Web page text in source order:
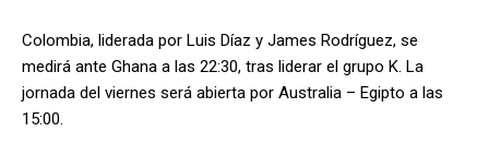
Colombia, liderada por Luis Díaz y James Rodríguez, se
medirá ante Ghana a las 22:30, tras liderar el grupo K. La
jornada del viernes será abierta por Australia – Egipto a las
15:00.